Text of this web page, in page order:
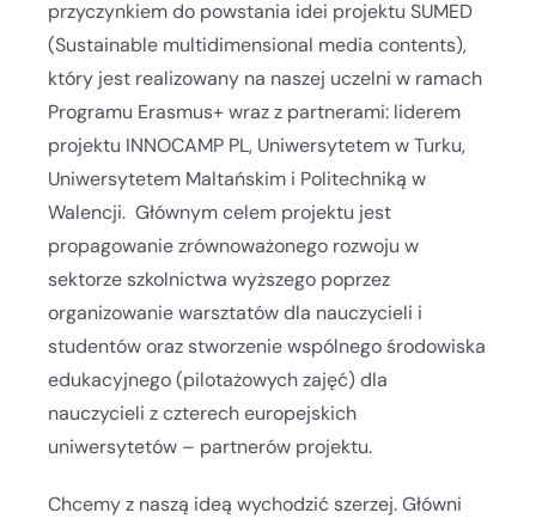
przyczynkiem do powstania idei projektu SUMED
(Sustainable multidimensional media contents),
który jest realizowany na naszej uczelni w ramach
Programu Erasmus+ wraz z partnerami: liderem
projektu INNOCAMP PL, Uniwersytetem w Turku,
Uniwersytetem Maltańskim i Politechniką w
Walencji. Głównym celem projektu jest
propagowanie zrównoważonego rozwoju w
sektorze szkolnictwa wyższego poprzez
organizowanie warsztatów dla nauczycieli i
studentów oraz stworzenie wspólnego środowiska
edukacyjnego (pilotażowych zajęć) dla
nauczycieli z czterech europejskich
uniwersytetów – partnerów projektu.
Chcemy z naszą ideą wychodzić szerzej. Główni